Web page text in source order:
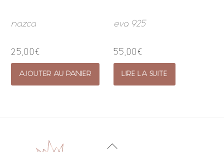
nazca
25,00 €
AJOUTER AU PANIER
eva 925
55,00 €
LIRE LA SUITE
Back